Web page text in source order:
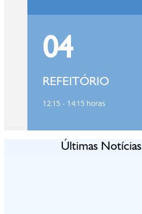
04
REFEITÓRIO
12:15 - 14:15 horas
Últimas Notícias